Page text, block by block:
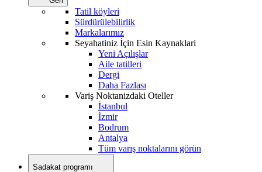
Tatil köyleri
Sürdürülebilirlik
Markalarımız
Seyahatiniz İçin Esin Kaynaklari
Yeni Açılışlar
Aile tatilleri
Dergi
Daha Fazlası
Variş Noktanizdaki Oteller
İstanbul
İzmir
Bodrum
Antalya
Tüm varış noktalarını görün
Sadakat programı